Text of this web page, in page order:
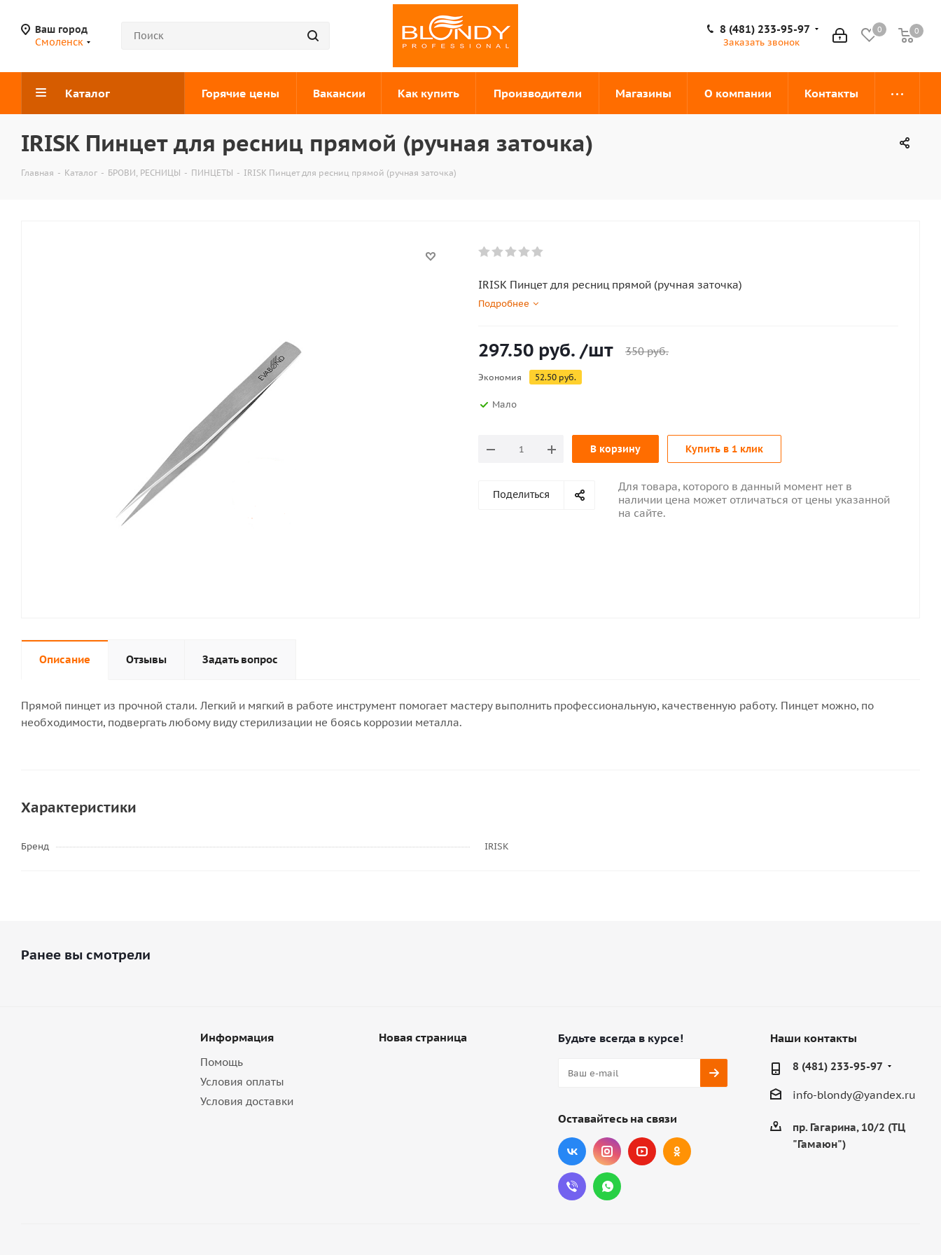
Ваш город
Смоленск
0 0
0
8 (481) 233-95-97
Заказать звонок
Каталог Горячие цены Вакансии Как купить Производители Магазины О компании Контакты
IRISK Пинцет для ресниц прямой (ручная заточка)
Главная - Каталог - БРОВИ, РЕСНИЦЫ - ПИНЦЕТЫ - IRISK Пинцет для ресниц прямой (ручная заточка)
IRISK Пинцет для ресниц прямой (ручная заточка)
Подробнее
297.50 руб. /шт 350руб.
Экономия 52.50 руб.
Мало
В корзину Купить в 1 клик
Поделиться
Для товара, которого в данный момент нет в
наличии цена может отличаться от цены указанной
на сайте.
Описание Отзывы Задать вопрос
Прямой пинцет из прочной стали. Легкий и мягкий в работе инструмент помогает мастеру выполнить профессиональную, качественную работу. Пинцет можно, по
необходимости, подвергать любому виду стерилизации не боясь коррозии металла.
Характеристики
Бренд IRISK
Ранее вы смотрели
Информация
Помощь
Условия оплаты
Условия доставки
Новая страница Будьте всегда в курсе!
Оставайтесь на связи
Наши контакты
8 (481) 233-95-97
info-blondy@yandex.ru
пр. Гагарина, 10/2 (ТЦ
"Гамаюн")